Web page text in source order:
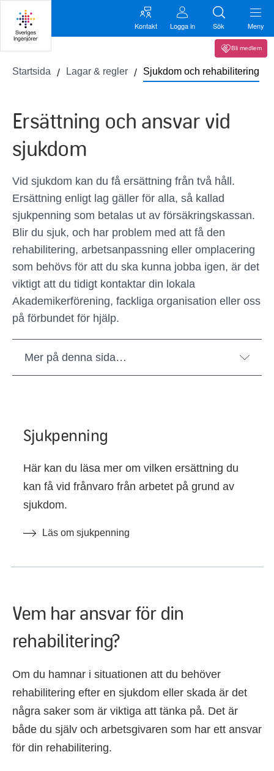
Kontakt Logga in Sök Meny
Bli medlem
Startsida Lagar & regler Sjukdom och rehabilitering
Ersättning och ansvar vid
sjukdom
Vid sjukdom kan du få ersättning från två håll.
Ersättning enligt lag gäller för alla, så kallad
sjukpenning som betalas ut av försäkringskassan.
Blir du sjuk, och har problem med att få den
rehabilitering, arbetsanpassning eller omplacering
som behövs för att du ska kunna jobba igen, är det
viktigt att du tidigt kontaktar din lokala
Akademikerförening, fackliga organisation eller oss
på förbundet för hjälp.
Mer på denna sida…
Sjukpenning
Här kan du läsa mer om vilken ersättning du
kan få vid frånvaro från arbetet på grund av
sjukdom.
Läs om sjukpenning
Vem har ansvar för din
rehabilitering?
Om du hamnar i situationen att du behöver
rehabilitering efter en sjukdom eller skada är det
några saker som är viktiga att tänka på. Det är
både du själv och arbetsgivaren som har ett ansvar
för din rehabilitering.